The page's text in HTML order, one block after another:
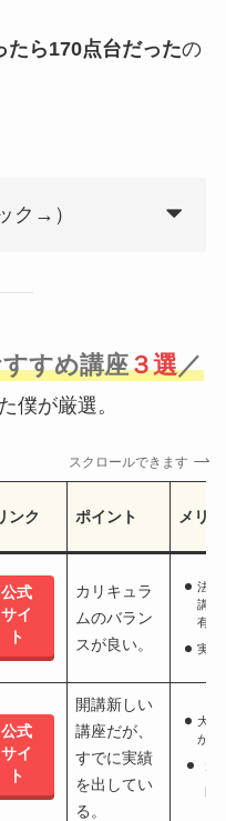
たら170点台だったの
ク→）
すめ講座３選／
僕が厳選。
スクロールできます
ンク ポイント メリ
公式
サイ
ト
カリキュラ
ムのバラン
スが良い。
法律
講座
有名
実績
公式
サイ
ト
開講新しい
講座だが、
すでに実績
を出してい
る。
大人
が担
良